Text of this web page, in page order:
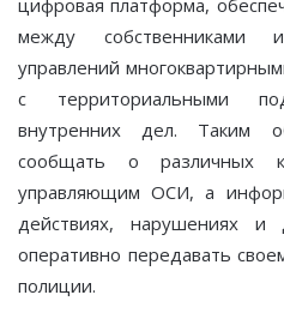
цифровая платформа,
между собственниками
управлений
с территориальными
внутренних дел. Таким
сообщать о различных
управляющим ОСИ, а
действиях, нарушениях и
оперативно передавать
полиции.